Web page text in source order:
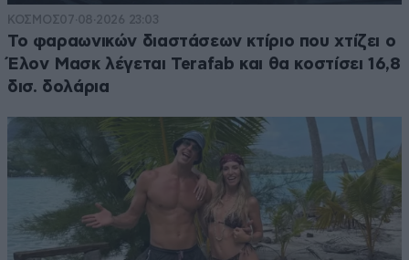
ΚΟΣΜΟΣ07·08·2026 23:03
Το φαραωνικών διαστάσεων κτίριο που χτίζει ο
Έλον Μασκ λέγεται Terafab και θα κοστίσει 16,8
δισ. δολάρια